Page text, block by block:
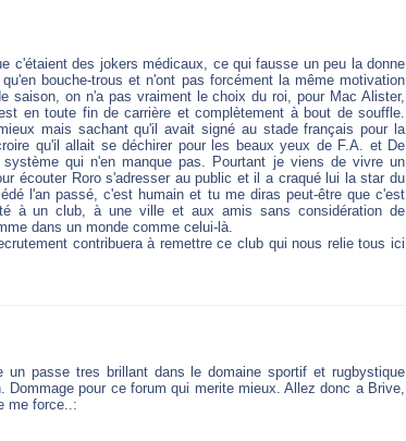
c'étaient des jokers médicaux, ce qui fausse un peu la donne
bouche-trous et n'ont pas forcément la même motivation
saison, on n'a pas vraiment le choix du roi, pour Mac Alister,
en toute fin de carrière et complètement à bout de souffle.
mais sachant qu'il avait signé au stade français pour la
qu'il allait se déchirer pour les beaux yeux de F.A. et De
qui n'en manque pas. Pourtant je viens de vivre un
écouter Roro s'adresser au public et il a craqué lui la star du
l'an passé, c'est humain et tu me diras peut-être que c'est
à un club, à une ville et aux amis sans considération de
dans un monde comme celui-là.
contribuera à remettre ce club qui nous relie tous ici
passe tres brillant dans le domaine sportif et rugbystique
pour ce forum qui merite mieux. Allez donc a Brive,
me force..: